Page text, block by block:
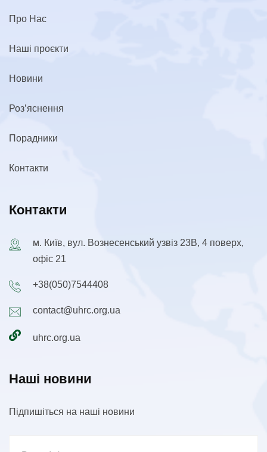
Про Нас
Наші проєкти
Новини
Роз’яснення
Порадники
Контакти
Контакти
м. Київ, вул. Вознесенський узвіз 23В, 4 поверх,
офіс 21
+38(050)7544408
contact@uhrc.org.ua
uhrc.org.ua
Наші новини
Підпишіться на наші новини